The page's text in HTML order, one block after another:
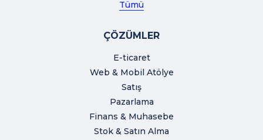
Tümü
ÇÖZÜMLER
E-ticaret
Web & Mobil Atölye
Satış
Pazarlama
Finans & Muhasebe
Stok & Satın Alma